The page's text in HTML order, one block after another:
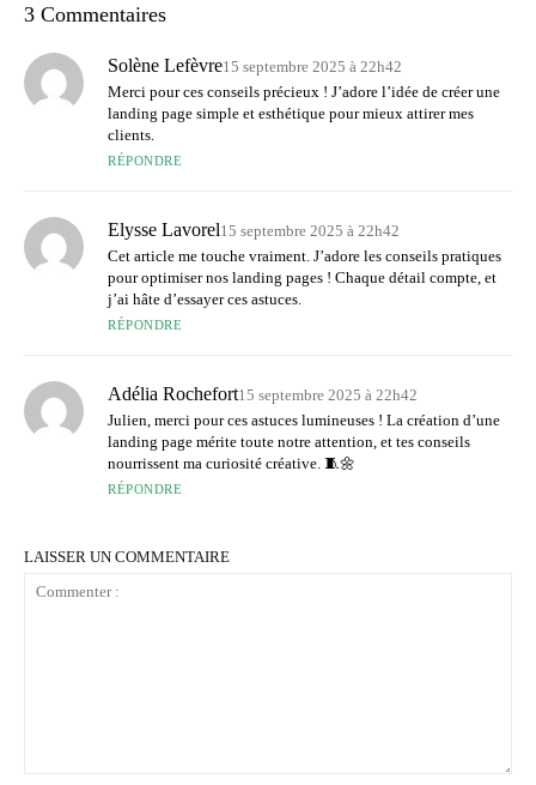
3 Commentaires
Solène Lefèvre15 septembre 2025 à 22h42
Merci pour ces conseils précieux ! J’adore l’idée de créer une
landing page simple et esthétique pour mieux attirer mes
clients.
RÉPONDRE
Elysse Lavorel15 septembre 2025 à 22h42
Cet article me touche vraiment. J’adore les conseils pratiques
pour optimiser nos landing pages ! Chaque détail compte, et
j’ai hâte d’essayer ces astuces.
RÉPONDRE
Adélia Rochefort15 septembre 2025 à 22h42
Julien, merci pour ces astuces lumineuses ! La création d’une
landing page mérite toute notre attention, et tes conseils
nourrissent ma curiosité créative. 🧵🌼
RÉPONDRE
LAISSER UN COMMENTAIRE